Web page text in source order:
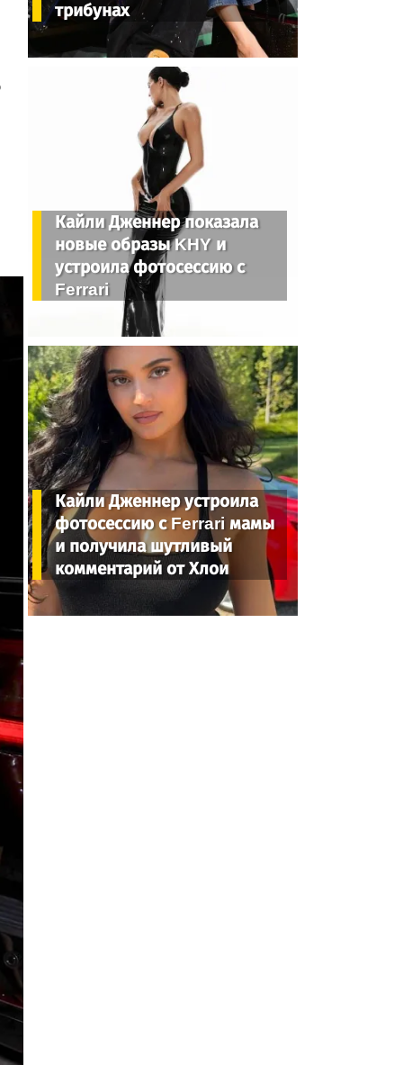
трибунах
Кайли Дженнер показала
новые образы KHY и
устроила фотосессию с
Ferrari
Кайли Дженнер устроила
фотосессию с Ferrari мамы
и получила шутливый
комментарий от Хлои